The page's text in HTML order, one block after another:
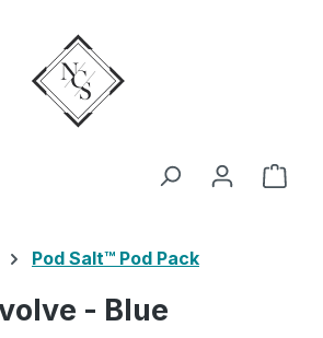
Pod Salt™ Pod Pack
- Blue